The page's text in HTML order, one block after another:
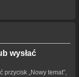
wysłać
„Nowy temat”,